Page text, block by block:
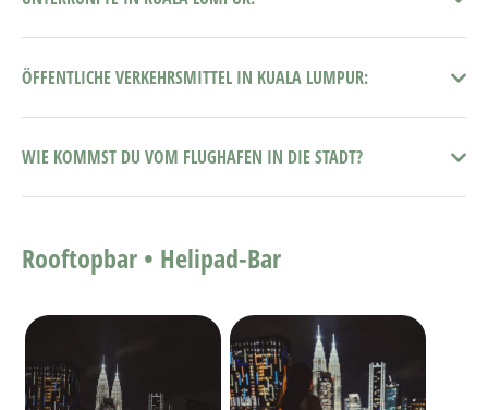
ÖFFENTLICHE VERKEHRSMITTEL IN KUALA LUMPUR:
WIE KOMMST DU VOM FLUGHAFEN IN DIE STADT?
Rooftopbar • Helipad-Bar